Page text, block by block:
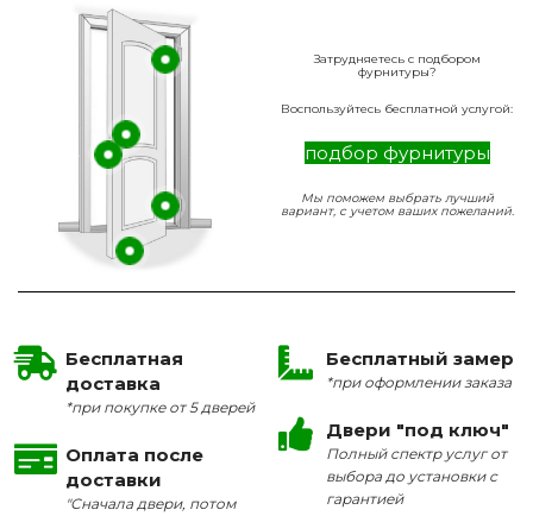
Затрудняетесь с подбором
фурнитуры?
Воспользуйтесь бесплатной услугой:
подбор фурнитуры
Мы поможем выбрать лучший
вариант, с учетом ваших пожеланий.
Бесплатная
доставка
*при покупке от 5 дверей
Оплата после
доставки
"Сначала двери, потом
Бесплатный замер
*при оформлении заказа
Двери "под ключ"
Полный спектр услуг от
выбора до установки с
гарантией